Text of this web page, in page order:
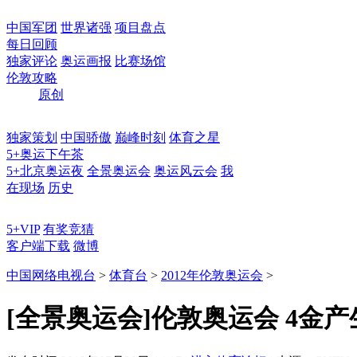
中国军团 世界诸强 项目盘点
每日回顾
独家评论 奥运画报 比赛场馆
伦敦攻略
原创
独家策划 中国骄傲 巅峰时刻 体育之星
5+奥运下午茶
5+北京奥运夜 全景奥运会 奥运风云会 我
在现场 历史
5+VIP 有奖竞猜
客户端下载 微博
中国网络电视台 > 体育台 > 2012年伦敦奥运会 >
[全景奥运会]伦敦奥运会 4金产